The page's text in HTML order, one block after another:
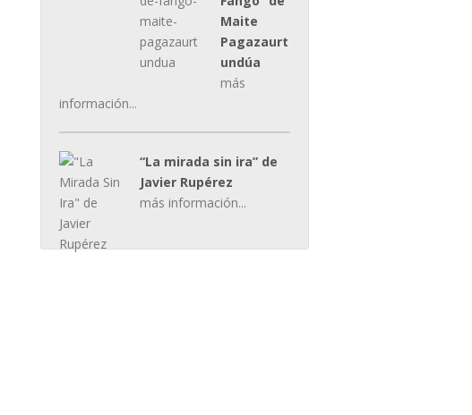
Maite
Pagazaurt
undúa
más
información...
“La mirada sin ira” de
Javier Rupérez
más información...